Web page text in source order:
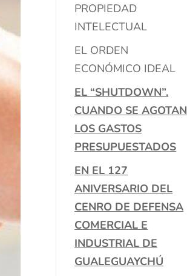
PROPIEDAD
INTELECTUAL
EL ORDEN
ECONÓMICO IDEAL
EL “SHUTDOWN”.
CUANDO SE AGOTAN
LOS GASTOS
PRESUPUESTADOS
EN EL 127
ANIVERSARIO DEL
CENRO DE DEFENSA
COMERCIAL E
INDUSTRIAL DE
GUALEGUAYCHÚ